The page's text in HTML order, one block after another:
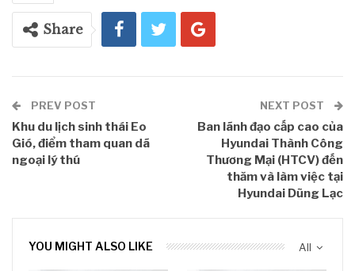
Share
PREV POST
Khu du lịch sinh thái Eo
Gió, điểm tham quan dã
ngoại lý thú
NEXT POST
Ban lãnh đạo cấp cao của
Hyundai Thành Công
Thương Mại (HTCV) đến
thăm và làm việc tại
Hyundai Dũng Lạc
All
YOU MIGHT ALSO LIKE